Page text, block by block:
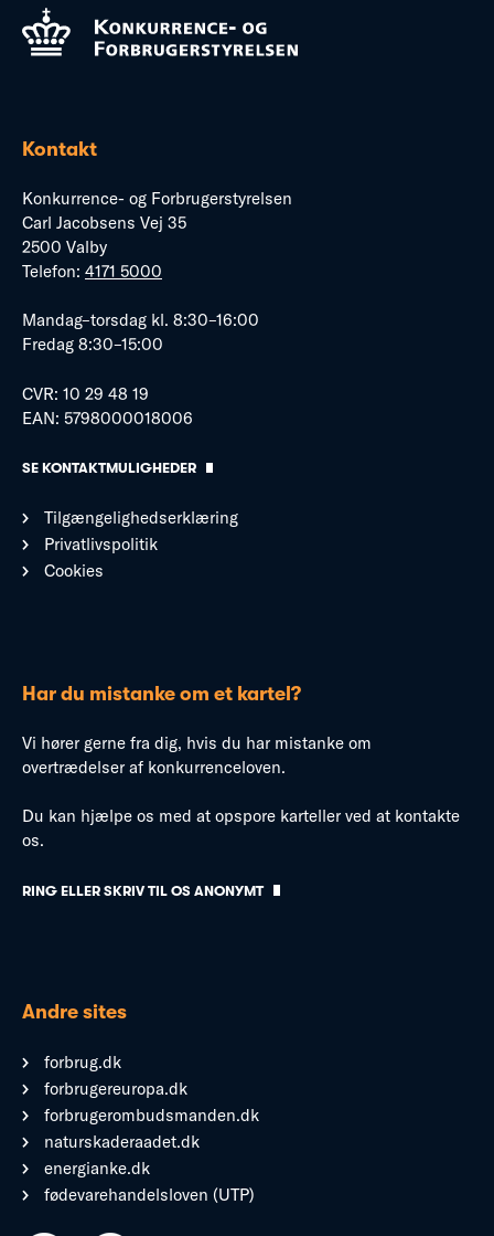
Kontakt
Konkurrence- og Forbrugerstyrelsen
Carl Jacobsens Vej 35
2500 Valby
Telefon: 4171 5000
Mandag–torsdag kl. 8:30–16:00
Fredag 8:30–15:00
CVR: 10 29 48 19
EAN: 5798000018006
SE KONTAKTMULIGHEDER
Tilgængelighedserklæring
Privatlivspolitik
Cookies
Har du mistanke om et kartel?
Vi hører gerne fra dig, hvis du har mistanke om
overtrædelser af konkurrenceloven.
Du kan hjælpe os med at opspore karteller ved at kontakte
os.
RING ELLER SKRIV TIL OS ANONYMT
Andre sites
forbrug.dk
forbrugereuropa.dk
forbrugerombudsmanden.dk
naturskaderaadet.dk
energianke.dk
fødevarehandelsloven (UTP)